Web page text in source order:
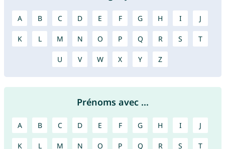
A B C D E F G H I J
K L M N O P Q R S T
U V W X Y Z
Prénoms avec ...
A B C D E F G H I J
K L M N O P Q R S T